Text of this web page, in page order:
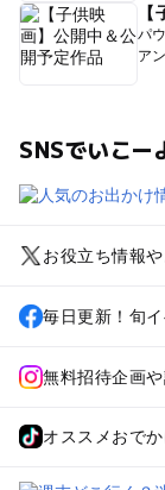
パ
ア
SNSでいこー
お役立ち情報
毎日更新！旬
無料招待企画
オススメおで